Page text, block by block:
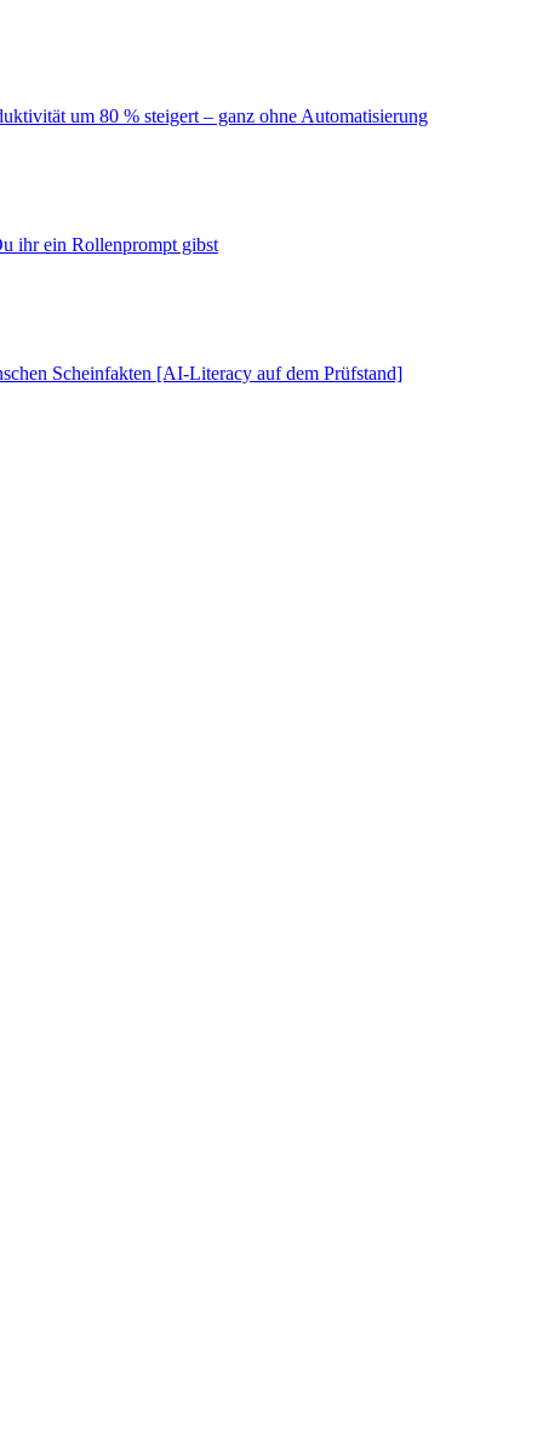
um 80 % steigert – ganz ohne Automatisierung
ihr ein Rollenprompt gibst
Scheinfakten [AI-Literacy auf dem Prüfstand]